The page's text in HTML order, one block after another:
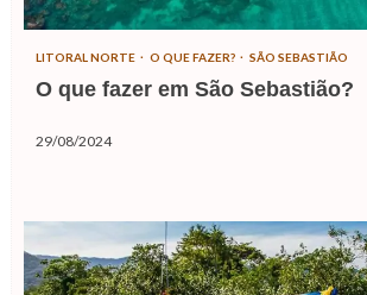
LITORAL NORTE O QUE FAZER? SÃO SEBASTIÃO
O que fazer em São Sebastião?
29/08/2024